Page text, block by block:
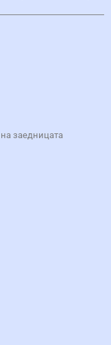
заедницата